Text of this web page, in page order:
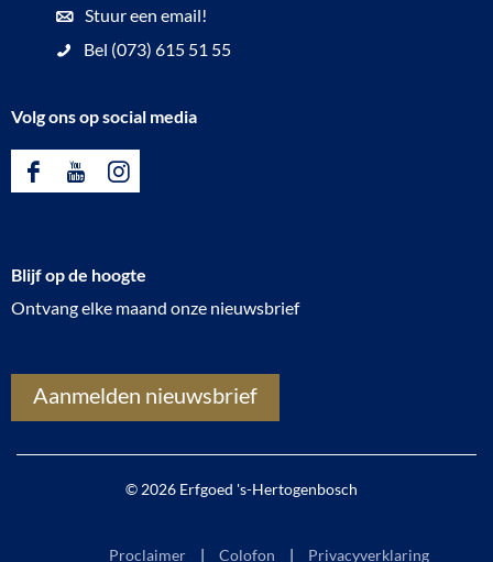
Stuur een email!
Bel (073) 615 51 55
Volg ons op social media
F
e
b
o
k
E
Y
T
u
E
r
I
t
a
a
m
E
f
Blijf op de hoogte
Ontvang elke maand onze nieuwsbrief
Aanmelden nieuwsbrief
© 2026 Erfgoed 's-Hertogenbosch
Proclaimer Colofon Privacyverklaring